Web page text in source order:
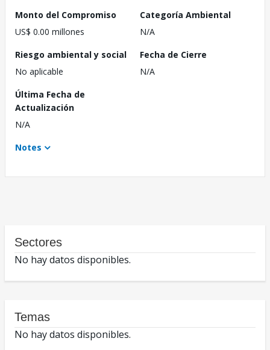
Monto del Compromiso
US$ 0.00 millones
Categoría Ambiental
N/A
Riesgo ambiental y social
No aplicable
Fecha de Cierre
N/A
Última Fecha de
Actualización
N/A
Notes
Sectores
No hay datos disponibles.
Temas
No hay datos disponibles.